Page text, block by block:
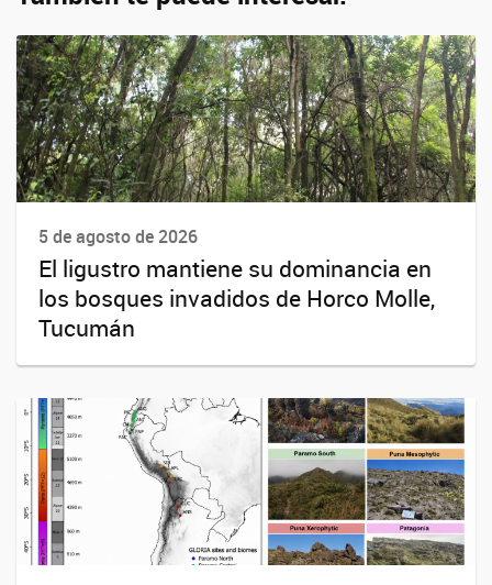
5 de agosto de 2026
El ligustro mantiene su dominancia en
los bosques invadidos de Horco Molle,
Tucumán